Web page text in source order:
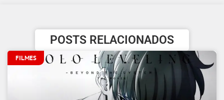
POSTS RELACIONADOS
FILMES